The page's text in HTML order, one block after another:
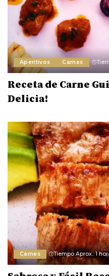
Aperitivos Carnes
Receta de Carne
Delicia!
Carnes Tiempo Aprox.: 1